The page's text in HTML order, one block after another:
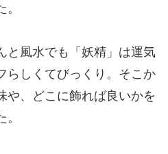
と風水でも「妖精」は運気
らしくてびっくり。そこか
や、どこに飾れば良いかを